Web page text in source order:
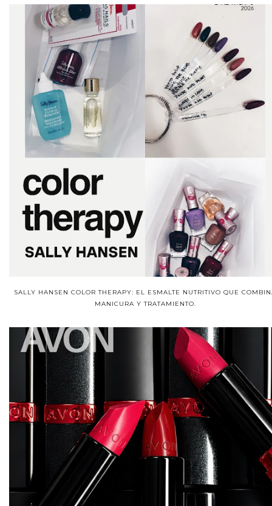
SALLY HANSEN COLOR THERAPY: EL ESMALTE NUTRITIVO QUE
MANICURA Y TRATAMIENTO.